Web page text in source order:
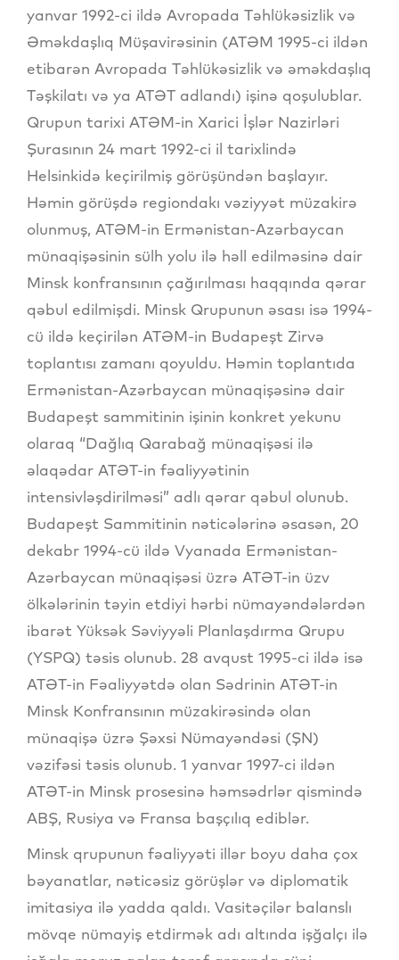
yanvar 1992-ci ildə Avropada Təhlükəsizlik və
Əməkdaşlıq Müşavirəsinin (ATƏM 1995-ci ildən
etibarən Avropada Təhlükəsizlik və əməkdaşlıq
Təşkilatı və ya ATƏT adlandı) işinə qoşulublar.
Qrupun tarixi ATƏM-in Xarici İşlər Nazirləri
Şurasının 24 mart 1992-ci il tarixlində
Helsinkidə keçirilmiş görüşündən başlayır.
Həmin görüşdə regiondakı vəziyyət müzakirə
olunmuş, ATƏM-in Ermənistan-Azərbaycan
münaqişəsinin sülh yolu ilə həll edilməsinə dair
Minsk konfransının çağırılması haqqında qərar
qəbul edilmişdi. Minsk Qrupunun əsası isə 1994-
cü ildə keçirilən ATƏM-in Budapeşt Zirvə
toplantısı zamanı qoyuldu. Həmin toplantıda
Ermənistan-Azərbaycan münaqişəsinə dair
Budapeşt sammitinin işinin konkret yekunu
olaraq “Dağlıq Qarabağ münaqişəsi ilə
əlaqədar ATƏT-in fəaliyyətinin
intensivləşdirilməsi” adlı qərar qəbul olunub.
Budapeşt Sammitinin nəticələrinə əsasən, 20
dekabr 1994-cü ildə Vyanada Ermənistan-
Azərbaycan münaqişəsi üzrə ATƏT-in üzv
ölkələrinin təyin etdiyi hərbi nümayəndələrdən
ibarət Yüksək Səviyyəli Planlaşdırma Qrupu
(YSPQ) təsis olunub. 28 avqust 1995-ci ildə isə
ATƏT-in Fəaliyyətdə olan Sədrinin ATƏT-in
Minsk Konfransının müzakirəsində olan
münaqişə üzrə Şəxsi Nümayəndəsi (ŞN)
vəzifəsi təsis olunub. 1 yanvar 1997-ci ildən
ATƏT-in Minsk prosesinə həmsədrlər qismində
ABŞ, Rusiya və Fransa başçılıq ediblər.
Minsk qrupunun fəaliyyəti illər boyu daha çox
bəyanatlar, nəticəsiz görüşlər və diplomatik
imitasiya ilə yadda qaldı. Vasitəçilər balanslı
mövqe nümayiş etdirmək adı altında işğalçı ilə